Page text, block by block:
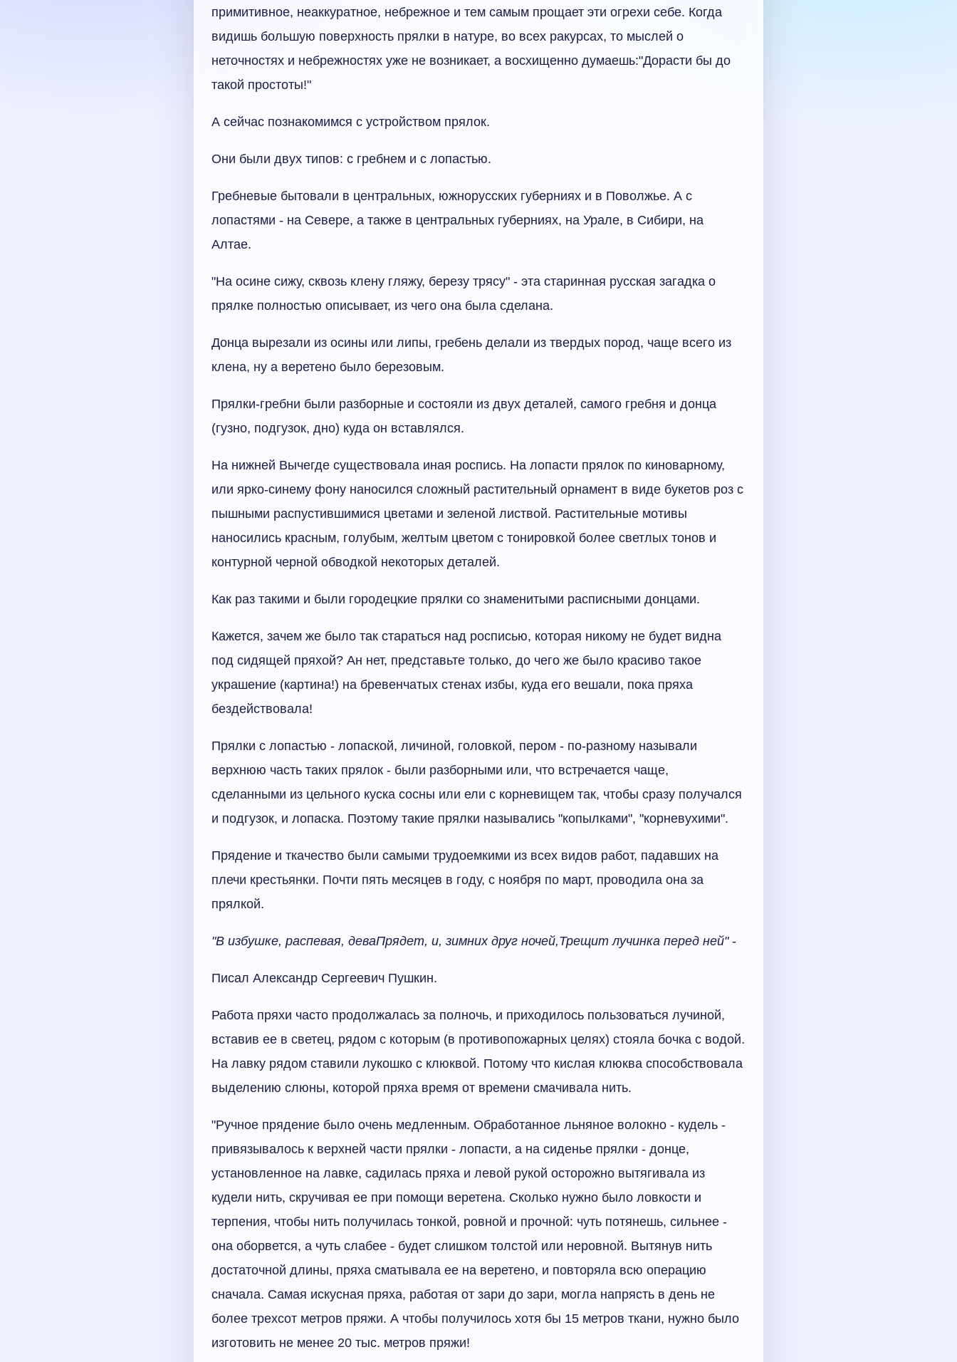
примитивное, неаккуратное, небрежное и тем самым прощает эти огрехи себе. Когда
видишь большую поверхность прялки в натуре, во всех ракурсах, то мыслей о
неточностях и небрежностях уже не возникает, а восхищенно думаешь:"Дорасти бы до
такой простоты!"
А сейчас познакомимся с устройством прялок.
Они были двух типов: с гребнем и с лопастью.
Гребневые бытовали в центральных, южнорусских губерниях и в Поволжье. А с
лопастями - на Севере, а также в центральных губерниях, на Урале, в Сибири, на
Алтае.
"На осине сижу, сквозь клену гляжу, березу трясу" - эта старинная русская загадка о
прялке полностью описывает, из чего она была сделана.
Донца вырезали из осины или липы, гребень делали из твердых пород, чаще всего из
клена, ну а веретено было березовым.
Прялки-гребни были разборные и состояли из двух деталей, самого гребня и донца
(гузно, подгузок, дно) куда он вставлялся.
На нижней Вычегде существовала иная роспись. На лопасти прялок по киноварному,
или ярко-синему фону наносился сложный растительный орнамент в виде букетов роз с
пышными распустившимися цветами и зеленой листвой. Растительные мотивы
наносились красным, голубым, желтым цветом с тонировкой более светлых тонов и
контурной черной обводкой некоторых деталей.
Как раз такими и были городецкие прялки со знаменитыми расписными донцами.
Кажется, зачем же было так стараться над росписью, которая никому не будет видна
под сидящей пряхой? Ан нет, представьте только, до чего же было красиво такое
украшение (картина!) на бревенчатых стенах избы, куда его вешали, пока пряха
бездействовала!
Прялки с лопастью - лопаской, личиной, головкой, пером - по-разному называли
верхнюю часть таких прялок - были разборными или, что встречается чаще,
сделанными из цельного куска сосны или ели с корневищем так, чтобы сразу получался
и подгузок, и лопаска. Поэтому такие прялки назывались "копылками", "корневухими".
Прядение и ткачество были самыми трудоемкими из всех видов работ, падавших на
плечи крестьянки. Почти пять месяцев в году, с ноября по март, проводила она за
прялкой.
"В избушке, распевая, деваПрядет, и, зимних друг ночей,Трещит лучинка перед ней"-
Писал Александр Сергеевич Пушкин.
Работа пряхи часто продолжалась за полночь, и приходилось пользоваться лучиной,
вставив ее в светец, рядом с которым (в противопожарных целях) стояла бочка с водой.
На лавку рядом ставили лукошко с клюквой. Потому что кислая клюква способствовала
выделению слюны, которой пряха время от времени смачивала нить.
"Ручное прядение было очень медленным. Обработанное льняное волокно - кудель -
привязывалось к верхней части прялки - лопасти, а на сиденье прялки - донце,
установленное на лавке, садилась пряха и левой рукой осторожно вытягивала из
кудели нить, скручивая ее при помощи веретена. Сколько нужно было ловкости и
терпения, чтобы нить получилась тонкой, ровной и прочной: чуть потянешь, сильнее -
она оборвется, а чуть слабее - будет слишком толстой или неровной. Вытянув нить
достаточной длины, пряха сматывала ее на веретено, и повторяла всю операцию
сначала. Самая искусная пряха, работая от зари до зари, могла напрясть в день не
более трехсот метров пряжи. А чтобы получилось хотя бы 15 метров ткани, нужно было
изготовить не менее 20 тыс. метров пряжи!